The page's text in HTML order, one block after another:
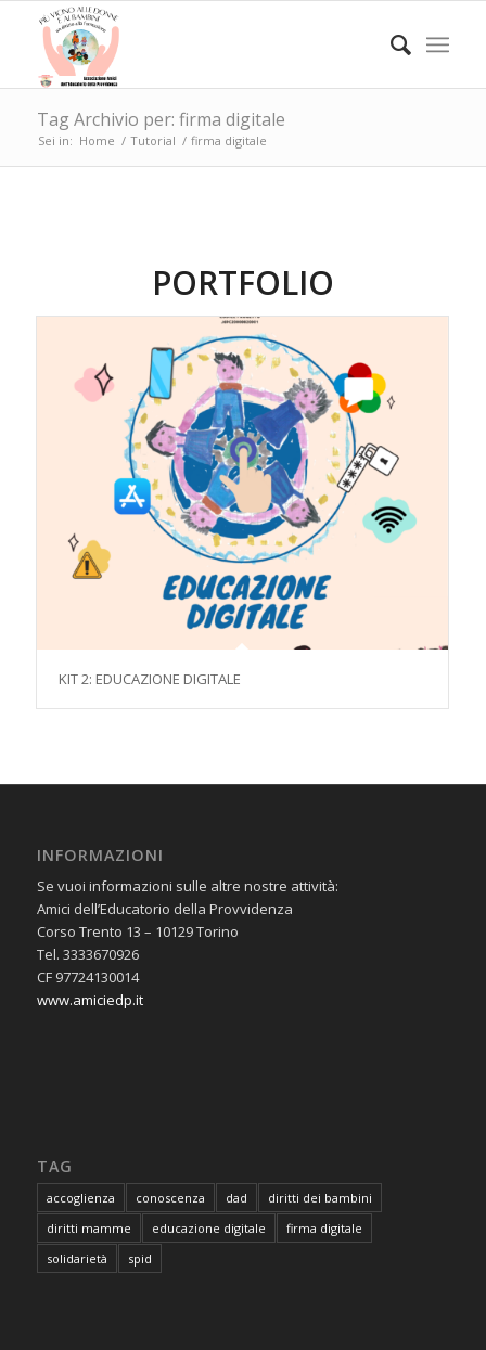
Tag Archivio per: firma digitale
Sei in: Home / Tutorial / firma digitale
PORTFOLIO
KIT 2: EDUCAZIONE DIGITALE
INFORMAZIONI
Se vuoi informazioni sulle altre nostre attività:
Amici dell’Educatorio della Provvidenza
Corso Trento 13 – 10129 Torino
Tel. 3333670926
CF 97724130014
www.amiciedp.it
TAG
accoglienza conoscenza dad
diritti dei bambini
diritti mamme
educazione digitale
firma digitale
solidarietà
spid